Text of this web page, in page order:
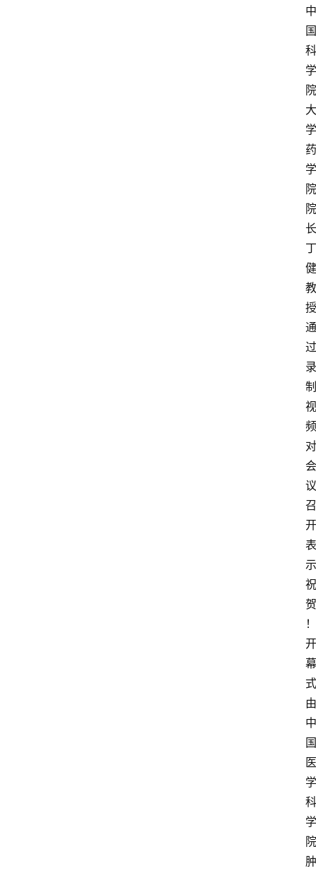
中
国
科
学
院
大
学
药
学
院
院
长
丁
健
教
授
通
过
录
制
视
频
对
会
议
召
开
表
示
祝
贺
！
开
幕
式
由
中
国
医
学
科
学
院
肿